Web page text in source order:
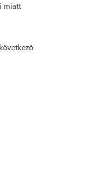
miatt